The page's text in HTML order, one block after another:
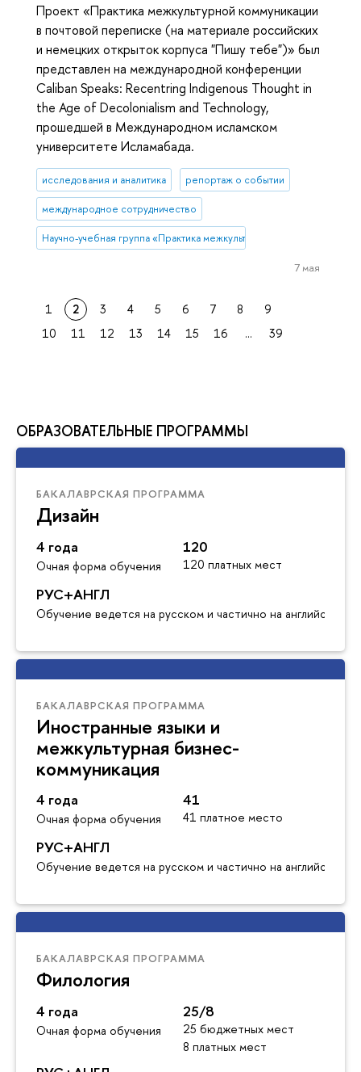
ОБРАЗОВАТЕЛЬНЫЕ ПРОГРАММЫ
БАКАЛАВРСКАЯ ПРОГРАММА
Дизайн
4 года
Очная форма обучения
120
120 платных мест
РУС+АНГЛ
Обучение ведется на русском и частично на английском
БАКАЛАВРСКАЯ ПРОГРАММА
Иностранные языки и
межкультурная бизнес-
коммуникация
4 года
Очная форма обучения
41
41 платное место
РУС+АНГЛ
Обучение ведется на русском и частично на английском
БАКАЛАВРСКАЯ ПРОГРАММА
Филология
4 года
Очная форма обучения
25/8
25 бюджетных мест
8 платных мест
Проект «Практика межкультурной коммуникации
в почтовой переписке (на материале российских
и немецких открыток корпуса "Пишу тебе")» был
представлен на международной конференции
Caliban Speaks: Recentring Indigenous Thought in
the Age of Decolonialism and Technology,
прошедшей в Международном исламском
университете Исламабада.
исследования и аналитика репортаж о событии
международное сотрудничество
Научно-учебная группа «Практика межкультурной коммуникации
7 мая
1 2 3 4 5 6 7 8
9
10
11 12 13 14 15 16 ... 39